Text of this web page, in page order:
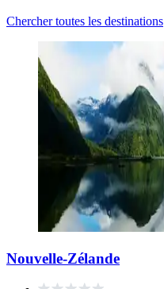
Chercher toutes les destinations
Nouvelle-Zélande